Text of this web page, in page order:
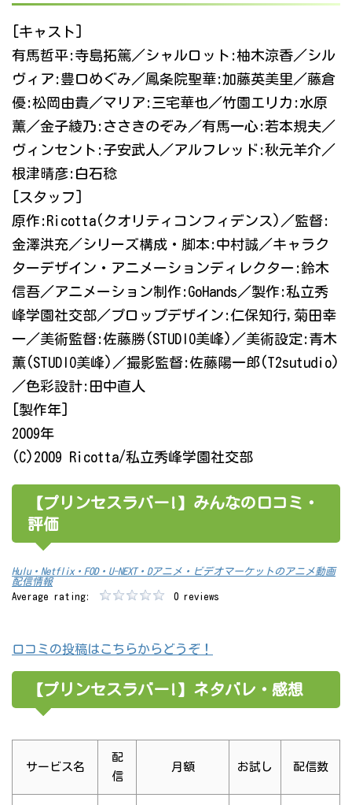
[キャスト]
有馬哲平:寺島拓篤／シャルロット:柚木涼香／シル
ヴィア:豊口めぐみ／鳳条院聖華:加藤英美里／藤倉
優:松岡由貴／マリア:三宅華也／竹園エリカ:水原
薫／金子綾乃:ささきのぞみ／有馬一心:若本規夫／
ヴィンセント:子安武人／アルフレッド:秋元羊介／
根津晴彦:白石稔
[スタッフ]
原作:Ricotta(クオリティコンフィデンス)／監督:
金澤洪充／シリーズ構成・脚本:中村誠／キャラク
ターデザイン・アニメーションディレクター:鈴木
信吾／アニメーション制作:GoHands／製作:私立秀
峰学園社交部／プロップデザイン:仁保知行,菊田幸
一／美術監督:佐藤勝(STUDIO美峰)／美術設定:青木
薫(STUDIO美峰)／撮影監督:佐藤陽一郎(T2sutudio)
／色彩設計:田中直人
[製作年]
2009年
(C)2009 Ricotta/私立秀峰学園社交部
【プリンセスラバー!】みんなの口コミ・
評価
Hulu・Netflix・FOD・U-NEXT・Dアニメ・ビデオマーケットのアニメ動画
配信情報
Average rating:
0 reviews
口コミの投稿はこちらからどうぞ！
【プリンセスラバー!】ネタバレ・感想
サービス名
配
信
月額 お試し 配信数